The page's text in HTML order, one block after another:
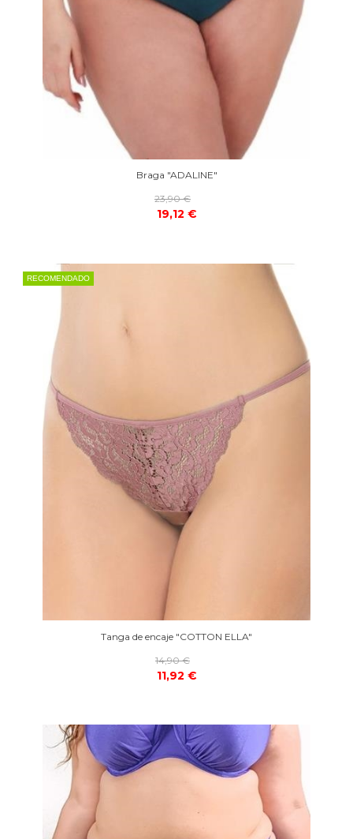
Braga "ADALINE"
23,90 €
19,12 €
RECOMENDADO
Tanga de encaje "COTTON ELLA"
14,90 €
11,92 €